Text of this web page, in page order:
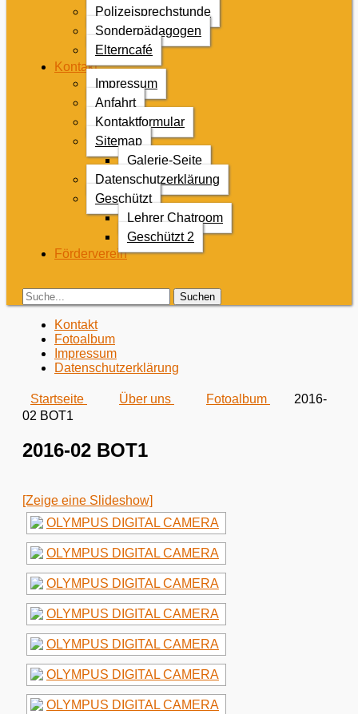
Polizeisprechstunde
Sonderpädagogen
Elterncafé
Kontakt
Impressum
Anfahrt
Kontaktformular
Sitemap
Galerie-Seite
Datenschutzerklärung
Geschützt
Lehrer Chatroom
Geschützt 2
Förderverein
Search
Suche
für:
Zweites
Menü
Zum
Inhalt:
Kontakt
Fotoalbum
Impressum
Datenschutzerklärung
Startseite Über uns Fotoalbum
2016-
02 BOT1
2016-02 BOT1
[Zeige eine Slideshow]